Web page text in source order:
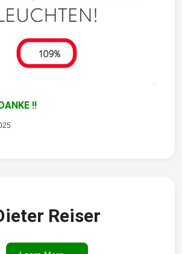
!!
Reiser